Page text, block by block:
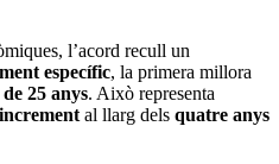
l’acord recull un
específic, la primera millora
de 25 anys. Això representa
al llarg dels quatre anys